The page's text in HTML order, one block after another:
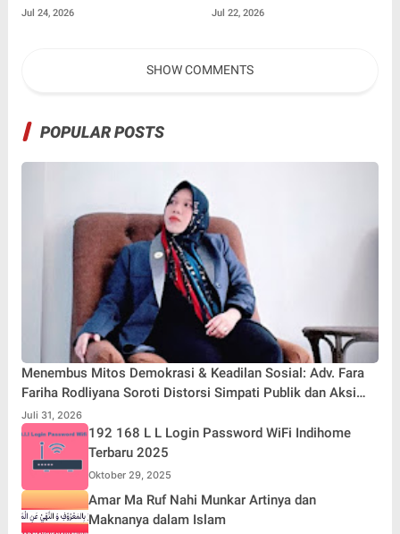
Jadi? Ini Panduannya
Jul 24, 2026
Palembang Jalin
Lewat Sparing Sepak Bola
Jul 22, 2026
SHOW COMMENTS
POPULAR POSTS
Menembus Mitos Demokrasi & Keadilan Sosial: Adv. Fara
Fariha Rodliyana Soroti Distorsi Simpati Publik dan Aksi
Main Hakim Sendiri
Juli 31, 2026
192 168 L L Login Password WiFi Indihome
Terbaru 2025
Oktober 29, 2025
Amar Ma Ruf Nahi Munkar Artinya dan
Maknanya dalam Islam